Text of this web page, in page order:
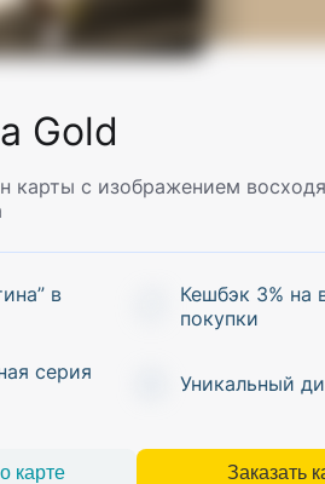
Gold
карты с изображением
в
Кешбэк 3% на
покупки
серия
Уникальный
карте Заказать